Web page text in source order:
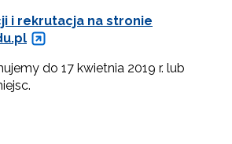
i rekrutacja na stronie
do 17 kwietnia 2019 r. lub